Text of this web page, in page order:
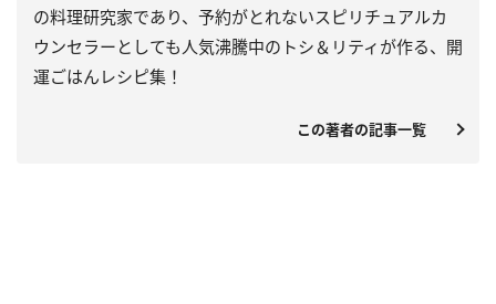
の料理研究家であり、予約がとれないスピリチュアルカ
ウンセラーとしても人気沸騰中のトシ＆リティが作る、開
運ごはんレシピ集！
この著者の記事一覧